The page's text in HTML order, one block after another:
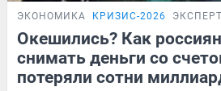
ЭКОНОМИКА КРИЗИС-2026 ЭКСПЕРТ
Окешились? Как
снимать деньги со
потеряли сотни